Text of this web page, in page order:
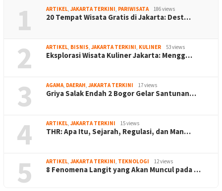
1 ARTIKEL, JAKARTA TERKINI, PARIWISATA 186 views
20 Tempat Wisata Gratis di Jakarta: Dest…
2 ARTIKEL, BISNIS, JAKARTA TERKINI, KULINER 53 views
Eksplorasi Wisata Kuliner Jakarta: Mengg…
3 AGAMA, DAERAH, JAKARTA TERKINI 17 views
Griya Salak Endah 2 Bogor Gelar Santunan…
4 ARTIKEL, JAKARTA TERKINI 15 views
THR: Apa Itu, Sejarah, Regulasi, dan Man…
5 ARTIKEL, JAKARTA TERKINI, TEKNOLOGI 12 views
8 Fenomena Langit yang Akan Muncul pada …